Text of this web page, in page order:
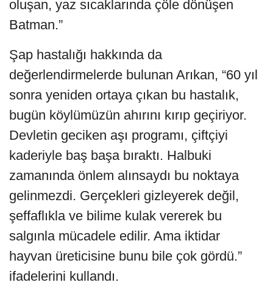
oluşan, yaz sıcaklarında çöle dönüşen
Batman.”
Şap hastalığı hakkında da
değerlendirmelerde bulunan Arıkan, “60 yıl
sonra yeniden ortaya çıkan bu hastalık,
bugün köylümüzün ahırını kırıp geçiriyor.
Devletin geciken aşı programı, çiftçiyi
kaderiyle baş başa bıraktı. Halbuki
zamanında önlem alınsaydı bu noktaya
gelinmezdi. Gerçekleri gizleyerek değil,
şeffaflıkla ve bilime kulak vererek bu
salgınla mücadele edilir. Ama iktidar
hayvan üreticisine bunu bile çok gördü.”
ifadelerini kullandı.